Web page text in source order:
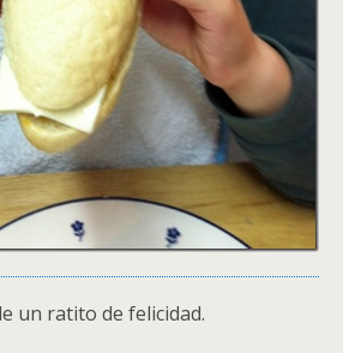
un ratito de felicidad.